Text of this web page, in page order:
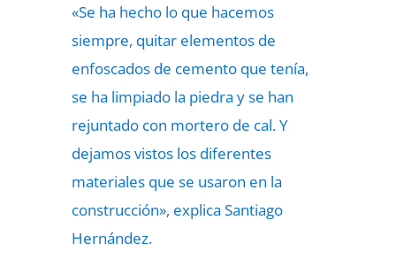
«Se ha hecho lo que hacemos
siempre, quitar elementos de
enfoscados de cemento que tenía,
se ha limpiado la piedra y se han
rejuntado con mortero de cal. Y
dejamos vistos los diferentes
materiales que se usaron en la
construcción», explica Santiago
Hernández.